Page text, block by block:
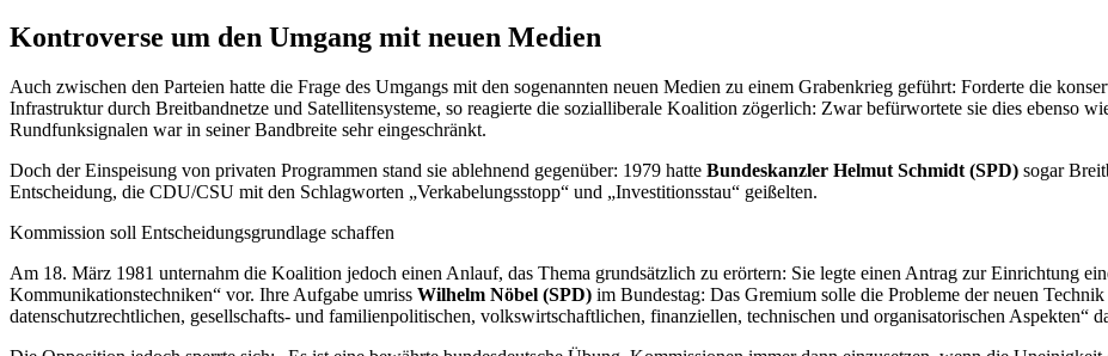
Kontroverse um den Umgang mit neuen Medien
Auch zwischen den Parteien hatte die Frage des Umgangs mit den sogenannten neuen Medien zu einem Grabenkrieg geführt: Forderte die
Infrastruktur durch Breitbandnetze und Satellitensysteme, so reagierte die sozialliberale Koalition zögerlich: Zwar befürwortete sie dies ebenso
Rundfunksignalen war in seiner Bandbreite sehr eingeschränkt.
Doch der Einspeisung von privaten Programmen stand sie ablehnend gegenüber: 1979 hatte Bundeskanzler Helmut Schmidt (SPD) sogar
Entscheidung, die CDU/CSU mit den Schlagworten „Verkabelungsstopp“ und „Investitionsstau“ geißelten.
Kommission soll Entscheidungsgrundlage schaffen
Am 18. März 1981 unternahm die Koalition jedoch einen Anlauf, das Thema grundsätzlich zu erörtern: Sie legte einen Antrag zur Einrichtung
Kommunikationstechniken“ vor. Ihre Aufgabe umriss Wilhelm Nöbel (SPD) im Bundestag: Das Gremium solle die Probleme der neuen
datenschutzrechtlichen, gesellschafts- und familienpolitischen, volkswirtschaftlichen, finanziellen, technischen und organisatorischen Aspekten“